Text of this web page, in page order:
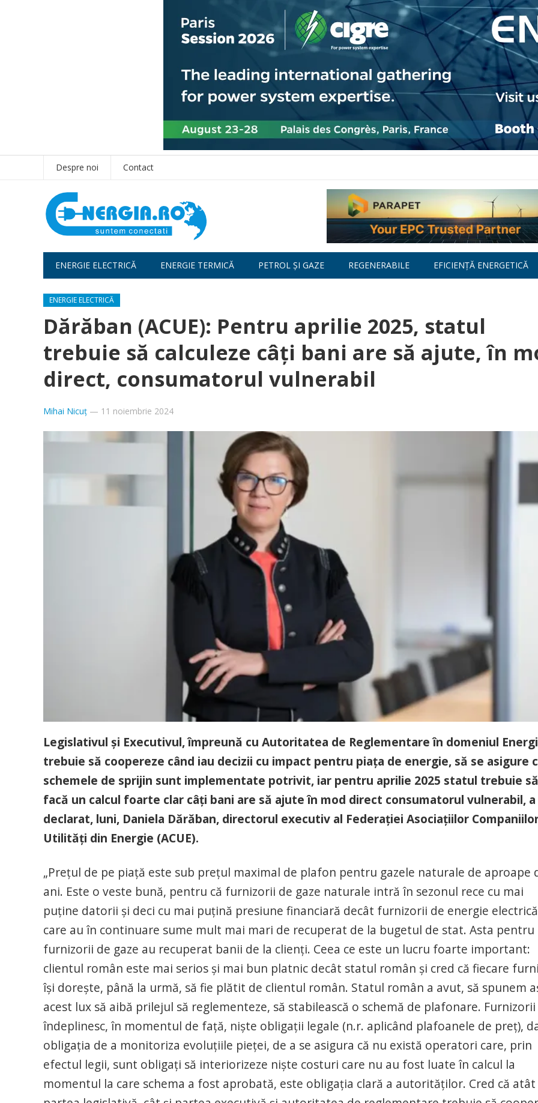
Despre noi Contact
ENERGIE ELECTRICĂ ENERGIE TERMICĂ PETROL ȘI GAZE REGENERABILE EFICIENȚĂ ENERGETICĂ
ENERGIE ELECTRICĂ
Dărăban (ACUE): Pentru aprilie 2025, statul
trebuie să calculeze câţi bani are să ajute, în
direct, consumatorul vulnerabil
Mihai Nicuț — 11 noiembrie 2024
Legislativul şi Executivul, împreună cu Autoritatea de Reglementare în domeniul
trebuie să coopereze când iau decizii cu impact pentru piaţa de energie, să se asigure
schemele de sprijin sunt implementate potrivit, iar pentru aprilie 2025 statul trebuie să
facă un calcul foarte clar câţi bani are să ajute în mod direct consumatorul vulnerabil, a
declarat, luni, Daniela Dărăban, directorul executiv al Federaţiei Asociaţiilor
Utilităţi din Energie (ACUE).
„Preţul de pe piaţă este sub preţul maximal de plafon pentru gazele naturale de aproape
ani. Este o veste bună, pentru că furnizorii de gaze naturale intră în sezonul rece cu mai
puţine datorii şi deci cu mai puţină presiune financiară decât furnizorii de energie
care au în continuare sume mult mai mari de recuperat de la bugetul de stat. Asta pentru
furnizorii de gaze au recuperat banii de la clienţi. Ceea ce este un lucru foarte important:
clientul român este mai serios şi mai bun platnic decât statul român şi cred că fiecare
îşi doreşte, până la urmă, să fie plătit de clientul român. Statul român a avut, să spunem
acest lux să aibă prilejul să reglementeze, să stabilească o schemă de plafonare. Furnizorii
îndeplinesc, în momentul de faţă, nişte obligaţii legale (n.r. aplicând plafoanele de preţ),
obligaţia de a monitoriza evoluţiile pieţei, de a se asigura că nu există operatori care, prin
efectul legii, sunt obligaţi să interiorizeze nişte costuri care nu au fost luate în calcul la
momentul la care schema a fost aprobată, este obligaţia clară a autorităţilor. Cred că atât